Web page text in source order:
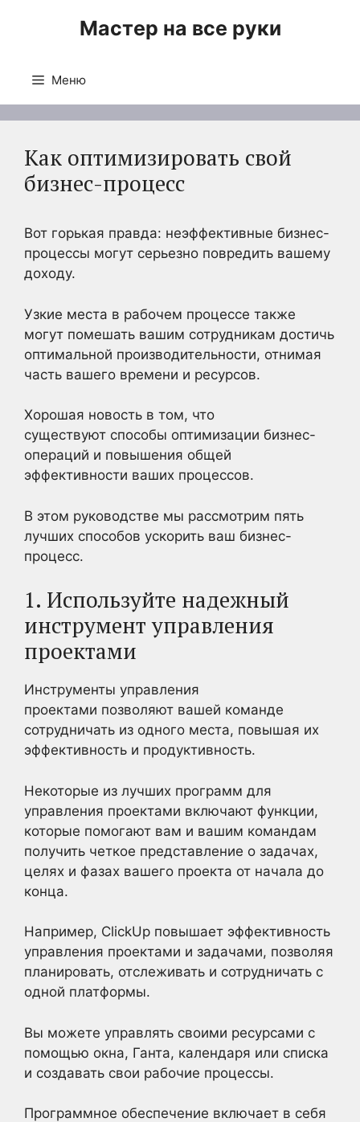
Мастер на все руки
Меню
Как оптимизировать свой
бизнес-процесс
Вот горькая правда: неэффективные бизнес-
процессы могут серьезно повредить вашему
доходу.
Узкие места в рабочем процессе также
могут помешать вашим сотрудникам достичь
оптимальной производительности, отнимая
часть вашего времени и ресурсов.
Хорошая новость в том, что
существуют способы оптимизации бизнес-
операций и повышения общей
эффективности ваших процессов.
В этом руководстве мы рассмотрим пять
лучших способов ускорить ваш бизнес-
процесс.
1. Используйте надежный
инструмент управления
проектами
Инструменты управления
проектами позволяют вашей команде
сотрудничать из одного места, повышая их
эффективность и продуктивность.
Некоторые из лучших программ для
управления проектами включают функции,
которые помогают вам и вашим командам
получить четкое представление о задачах,
целях и фазах вашего проекта от начала до
конца.
Например, ClickUp повышает эффективность
управления проектами и задачами, позволяя
планировать, отслеживать и сотрудничать с
одной платформы.
Вы можете управлять своими ресурсами с
помощью окна, Ганта, календаря или списка
и создавать свои рабочие процессы.
Программное обеспечение включает в себя